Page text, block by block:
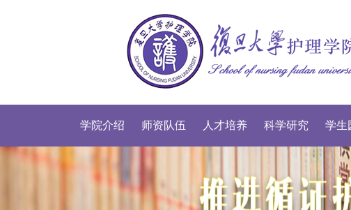
学院介绍 师资队伍 人才培养 科学研究 学生